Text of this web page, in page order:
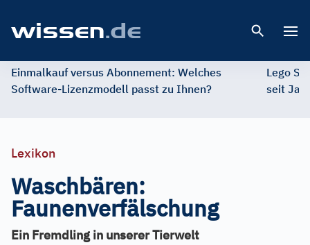
Einmalkauf versus Abonnement: Welches
Software-Lizenzmodell passt zu Ihnen?
Lego
seit
Lexikon
Waschbären:
Faunenverfälschung
Ein Fremdling in unserer Tierwelt